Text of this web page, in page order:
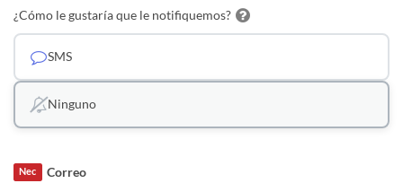
¿Cómo le gustaría que le notifiquemos?
SMS
Ninguno
Correo
Nec